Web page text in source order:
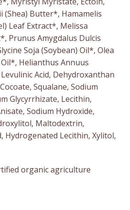
Butter*, Hamamelis
Leaf Extract*, Melissa
Prunus Amygdalus Dulcis
Soja (Soybean) Oil*, Olea
Helianthus Annuus
Acid, Dehydroxanthan
Squalane, Sodium
Glycyrrhizate, Lecithin,
Sodium Hydroxide,
Maltodextrin,
Hydrogenated Lecithin, Xylitol,
organic agriculture